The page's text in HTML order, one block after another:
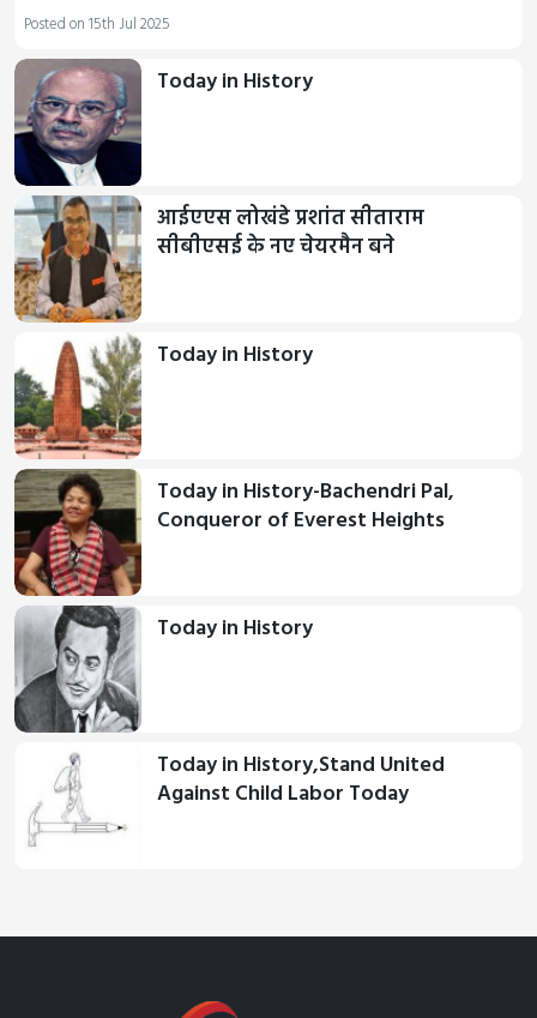
Posted on 15th Jul 2025
Today in History
आईएएस लोखंडे प्रशांत सीताराम
सीबीएसई के नए चेयरमैन बने
Today in History
Today in History-Bachendri Pal,
Conqueror of Everest Heights
Today in History
Today in History,Stand United
Against Child Labor Today